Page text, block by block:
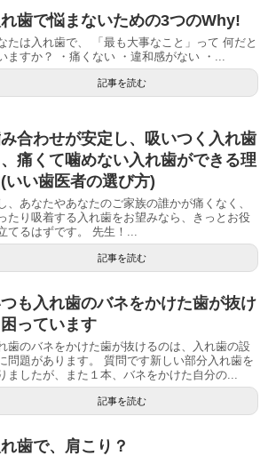
れ歯で悩まないための3つのWhy!
たは入れ歯で、 「最も大事なこと」って 何だと
ますか？ ・痛くない ・違和感がない ・...
記事を読む
合わせが安定し、吸いつく入れ歯
、痛くて噛めない入れ歯ができる理
いい歯医者の選び方)
、あなたやあなたのご家族の誰かが痛くなく、
たり吸着する入れ歯をお望みなら、きっとお役
てるはずです。 先生！...
記事を読む
も入れ歯のバネをかけた歯が抜け
っています
歯のバネをかけた歯が抜けるのは、入れ歯の設
問題があります。 質問です新しい部分入れ歯を
ましたが、また１本、バネをかけた自分の...
記事を読む
歯で、肩こり？